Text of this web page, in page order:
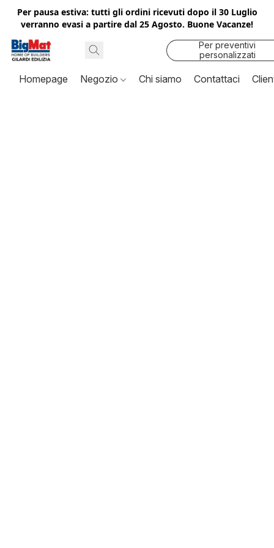
Per pausa estiva: tutti gli ordini ricevuti dopo il 30 Luglio
verranno evasi a partire dal 25 Agosto. Buone Vacanze!
Per preventivi
personalizzati
contattaci
Homepage Negozio Chi siamo Contattaci